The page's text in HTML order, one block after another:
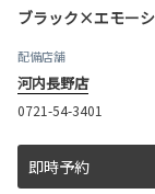
ブラック×エモー
配備店舗
河内長野店
0721-54-3401
即時予約